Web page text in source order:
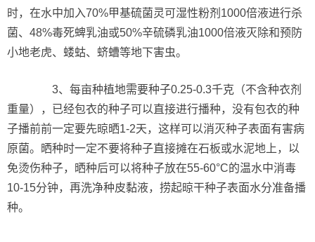
时，在水中加入70%甲基硫菌灵可湿性粉剂1000倍液进行杀
菌、48%毒死蜱乳油或50%辛硫磷乳油1000倍液灭除和预防
小地老虎、蝼蛄、蛴螬等地下害虫。
3、每亩种植地需要种子0.25-0.3千克（不含种衣剂
重量），已经包衣的种子可以直接进行播种，没有包衣的种
子播前前一定要先晾晒1-2天，这样可以消灭种子表面有害病
原菌。晒种时一定不要将种子直接摊在石板或水泥地上，以
免烫伤种子，晒种后可以将种子放在55-60°C的温水中消毒
10-15分钟，再洗净种皮黏液，捞起晾干种子表面水分准备播
种。